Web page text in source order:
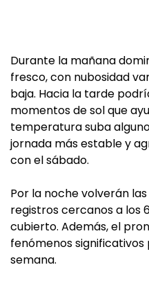
Durante la mañana
fresco, con nubosidad
baja. Hacia la tarde
momentos de sol que
temperatura suba
jornada más estable y
con el sábado.
Por la noche volverán
registros cercanos a los
cubierto. Además, el
fenómenos
semana.